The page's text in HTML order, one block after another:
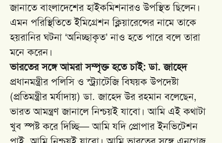
জানাতে বাংলাদেশের হাইকমিশনারও উপস্থিত ছিলেন।
এমন পরিস্থিতিতে ইমিগ্রেশন ক্লিয়ারেন্সের নামে তাকে
হয়রানির ঘটনা ‘অনিচ্ছাকৃত’ নাও হতে পারে বলে তারা
মনে করেন।
ভারতের সঙ্গে আমরা সম্পৃক্ত হতে চাই: ডা. জাহেদ
প্রধানমন্ত্রীর পলিসি ও স্ট্র্যাটেজি বিষয়ক উপদেষ্টা
(প্রতিমন্ত্রীর মর্যাদায়) ডা. জাহেদ উর রহমান বলেছেন,
ভারত আমন্ত্রণ জানালে নিশ্চয়ই যাবো। আমি এই কথাটা
খুব স্পষ্ট করে দিচ্ছি— আমি যদি প্রোপার ইনভিটেশন